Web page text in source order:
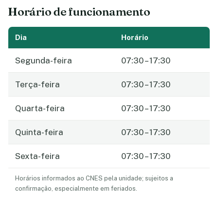
Horário de funcionamento
Dia Horário
Segunda-feira 07:30 – 17:30
Terça-feira 07:30 – 17:30
Quarta-feira 07:30 – 17:30
Quinta-feira 07:30 – 17:30
Sexta-feira 07:30 – 17:30
Horários informados ao CNES pela unidade; sujeitos a
confirmação, especialmente em feriados.